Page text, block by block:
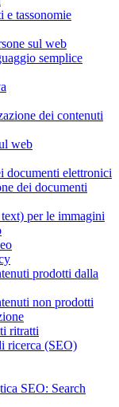
e tassonomie
sul web
semplice
dei contenuti
web
documenti elettronici
dei documenti
per le immagini
prodotti dalla
non prodotti
ritratti
ricerca (SEO)
SEO: Search